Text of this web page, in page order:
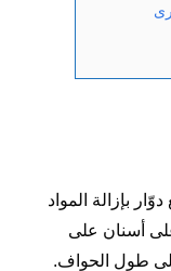
بإزالة المواد
أسنان على
على طول الحواف.